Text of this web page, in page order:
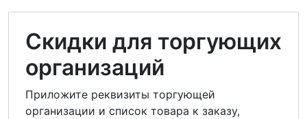
Скидки для торгующих
организаций
Приложите реквизиты торгующей
организации и список товара к заказу,